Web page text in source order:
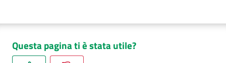
cura
Questa pagina ti è stata utile?